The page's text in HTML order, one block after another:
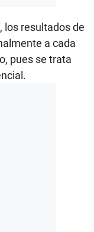
los resultados de
a cada
pues se trata